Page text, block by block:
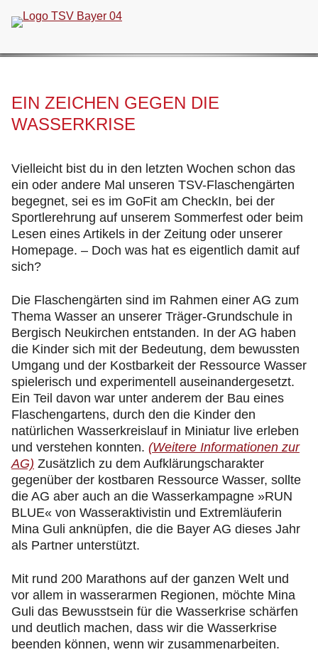
überspringen
EIN ZEICHEN GEGEN DIE
WASSERKRISE
Vielleicht bist du in den letzten Wochen schon das
ein oder andere Mal unseren TSV-Flaschengärten
begegnet, sei es im GoFit am CheckIn, bei der
Sportlerehrung auf unserem Sommerfest oder beim
Lesen eines Artikels in der Zeitung oder unserer
Homepage. – Doch was hat es eigentlich damit auf
sich?
Die Flaschengärten sind im Rahmen einer AG zum
Thema Wasser an unserer Träger-Grundschule in
Bergisch Neukirchen entstanden. In der AG haben
die Kinder sich mit der Bedeutung, dem bewussten
Umgang und der Kostbarkeit der Ressource Wasser
spielerisch und experimentell auseinandergesetzt.
Ein Teil davon war unter anderem der Bau eines
Flaschengartens, durch den die Kinder den
natürlichen Wasserkreislauf in Miniatur live erleben
und verstehen konnten. (Weitere Informationen zur
AG) Zusätzlich zu dem Aufklärungscharakter
gegenüber der kostbaren Ressource Wasser, sollte
die AG aber auch an die Wasserkampagne »RUN
BLUE« von Wasseraktivistin und Extremläuferin
Mina Guli anknüpfen, die die Bayer AG dieses Jahr
als Partner unterstützt.
Mit rund 200 Marathons auf der ganzen Welt und
vor allem in wasserarmen Regionen, möchte Mina
Guli das Bewusstsein für die Wasserkrise schärfen
und deutlich machen, dass wir die Wasserkrise
beenden können, wenn wir zusammenarbeiten.